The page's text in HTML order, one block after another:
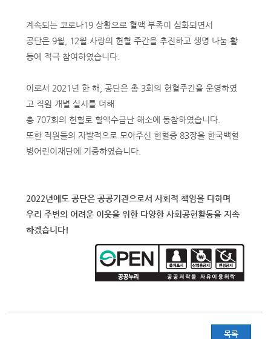
계속되는 코로나19 상황으로 혈액 부족이 심화되면서
공단은 9월, 12월 사랑의 헌혈 주간을 추진하고 생명 나눔 활
동에 적극 참여하였습니다.
이로서 2021년 한 해, 공단은 총 3회의 헌혈주간을 운영하였
고 직원 개별 실시를 더해
총 707회의 헌혈로 혈액수급난 해소에 동참하였습니다.
또한 직원들의 자발적으로 모아주신 헌혈증 83장을 한국백혈
병어린이재단에 기증하였습니다.
2022년에도 공단은 공공기관으로서 사회적 책임을 다하며
우리 주변의 어려운 이웃을 위한 다양한 사회공헌활동을 지속
하겠습니다!
목록